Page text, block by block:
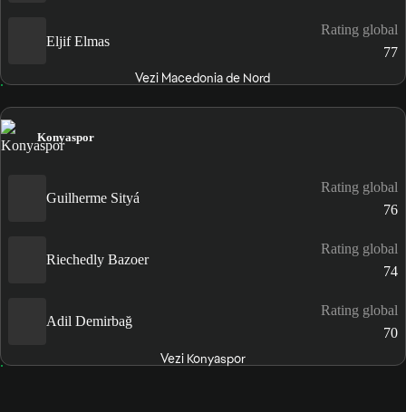
Eljif Elmas
Rating global
77
Vezi Macedonia de Nord
Konyaspor
Guilherme Sityá
Rating global
76
Riechedly Bazoer
Rating global
74
Adil Demirbağ
Rating global
70
Vezi Konyaspor